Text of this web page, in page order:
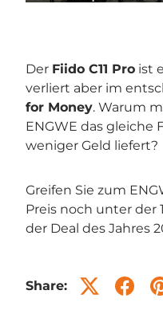
Der Fiido C11 Pro ist
verliert aber im
for Money. Warum
ENGWE das gleiche
weniger Geld liefert?
Greifen Sie zum
Preis noch unter der
der Deal des Jahres
Share: